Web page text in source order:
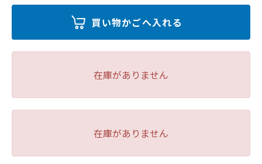
在庫がありません
在庫がありません